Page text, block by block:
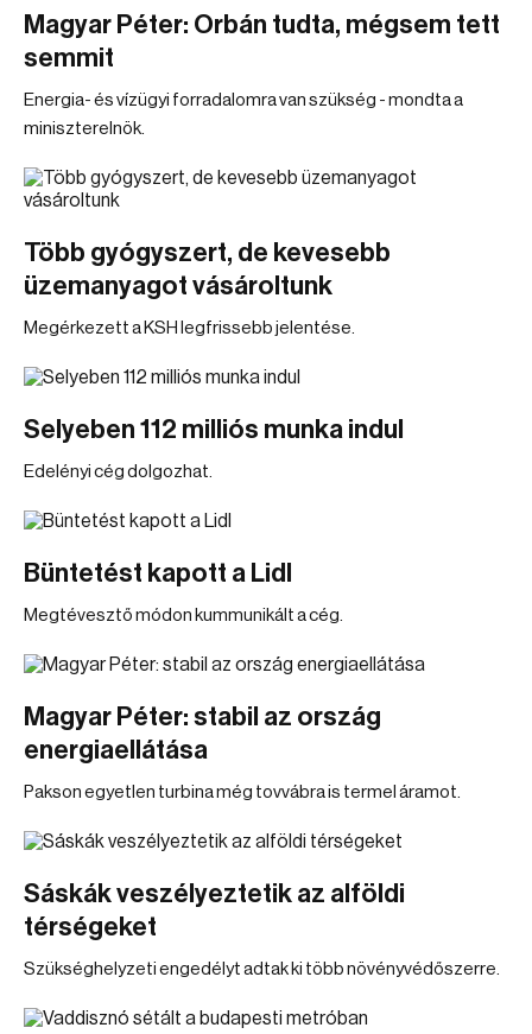
Magyar Péter: Orbán tudta, mégsem tett
semmit
Energia- és vízügyi forradalomra van szükség - mondta a
miniszterelnök.
Több gyógyszert, de kevesebb
üzemanyagot vásároltunk
Megérkezett a KSH legfrissebb jelentése.
Selyeben 112 milliós munka indul
Edelényi cég dolgozhat.
Büntetést kapott a Lidl
Megtévesztő módon kummunikált a cég.
Magyar Péter: stabil az ország
energiaellátása
Pakson egyetlen turbina még tovvábra is termel áramot.
Sáskák veszélyeztetik az alföldi
térségeket
Szükséghelyzeti engedélyt adtak ki több növényvédőszerre.